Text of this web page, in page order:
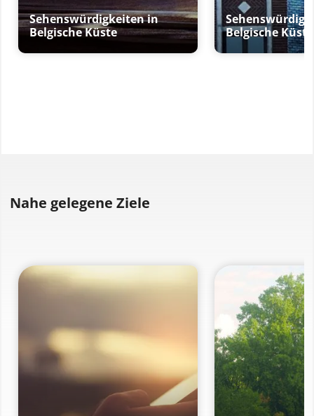
Sehenswürdigkeiten in
Belgische Küste
Belgische Küste
Nahe gelegene Ziele